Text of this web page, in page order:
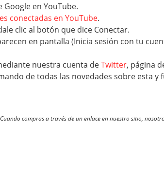
en YouTube.
conectadas en YouTube.
clic al botón que dice Conectar.
en pantalla (Inicia sesión con tu
nuestra cuenta deTwitter, página
de todas las novedades sobre esta y
compras a través de un enlace en nuestro sitio,